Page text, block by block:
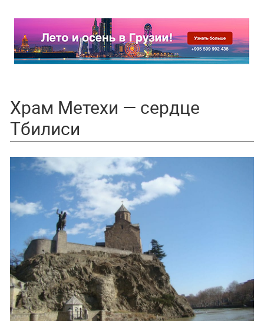
Храм Метехи — сердце
Тбилиси